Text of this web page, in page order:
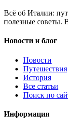
Всё об Италии:
полезные советы.
Новости и блог
Новости
Путешествия
История
Все статьи
Поиск по
Информация